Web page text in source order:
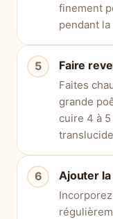
finement
pendant
Faire
Faites
grande
cuire 4 à 5
Ajouter la